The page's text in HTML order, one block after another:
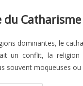
du Catharisme
dominantes, le
un conflit, la religion
souvent moqueuses